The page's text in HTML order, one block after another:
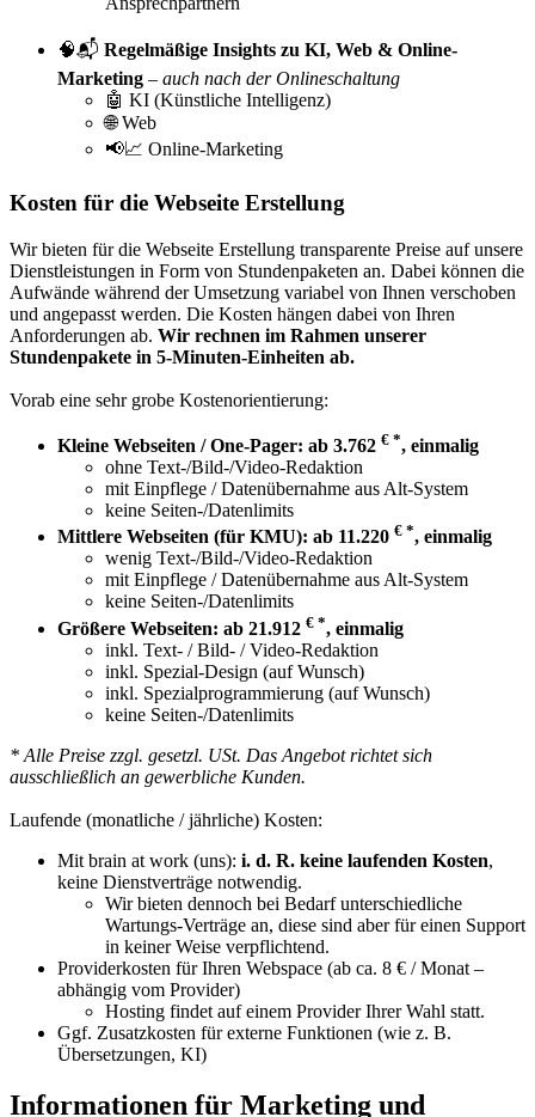
🧠📬 Regelmäßige Insights zu KI, Web & Online-
Marketing – auch nach der Onlineschaltung
🤖 KI (Künstliche Intelligenz)
🌐 Web
📢📈 Online-Marketing
Kosten für die Webseite Erstellung
Wir bieten für die Webseite Erstellung transparente Preise auf unsere
Dienstleistungen in Form von Stundenpaketen an. Dabei können die
Aufwände während der Umsetzung variabel von Ihnen verschoben
und angepasst werden. Die Kosten hängen dabei von Ihren
Anforderungen ab. Wir rechnen im Rahmen unserer
Stundenpakete in 5-Minuten-Einheiten ab.
Vorab eine sehr grobe Kostenorientierung:
Kleine Webseiten / One-Pager: ab 3.762 € *, einmalig
ohne Text-/Bild-/Video-Redaktion
mit Einpflege / Datenübernahme aus Alt-System
keine Seiten-/Datenlimits
Mittlere Webseiten (für KMU): ab 11.220 € *, einmalig
wenig Text-/Bild-/Video-Redaktion
mit Einpflege / Datenübernahme aus Alt-System
keine Seiten-/Datenlimits
Größere Webseiten: ab 21.912 € *, einmalig
inkl. Text- / Bild- / Video-Redaktion
inkl. Spezial-Design (auf Wunsch)
inkl. Spezialprogrammierung (auf Wunsch)
keine Seiten-/Datenlimits
* Alle Preise zzgl. gesetzl. USt. Das Angebot richtet sich
ausschließlich an gewerbliche Kunden.
Laufende (monatliche / jährliche) Kosten:
Mit brain at work (uns): i. d. R. keine laufenden Kosten,
keine Dienstverträge notwendig.
Wir bieten dennoch bei Bedarf unterschiedliche
Wartungs-Verträge an, diese sind aber für einen Support
in keiner Weise verpflichtend.
Providerkosten für Ihren Webspace (ab ca. 8 € / Monat –
abhängig vom Provider)
Hosting findet auf einem Provider Ihrer Wahl statt.
Ggf. Zusatzkosten für externe Funktionen (wie z. B.
Übersetzungen, KI)
Informationen für Marketing und